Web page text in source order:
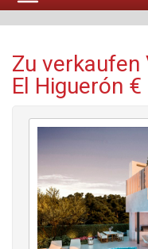
Zu verkaufen
El Higuerón